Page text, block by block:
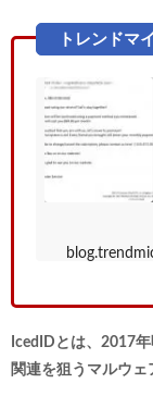
IcedIDとは、2017
関連を狙うマルウェ